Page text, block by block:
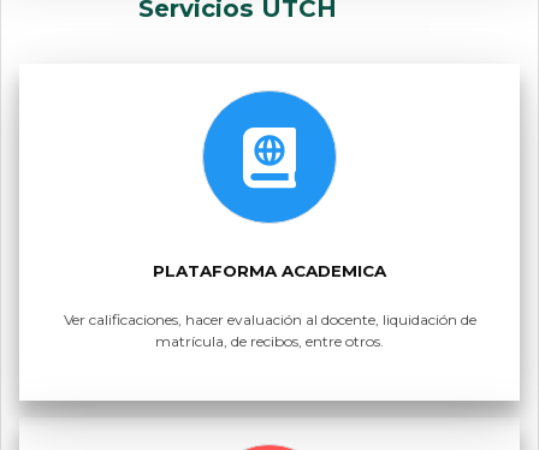
Servicios UTCH
PLATAFORMA ACADEMICA
Ver calificaciones, hacer evaluación al docente, liquidación de
matrícula, de recibos, entre otros.